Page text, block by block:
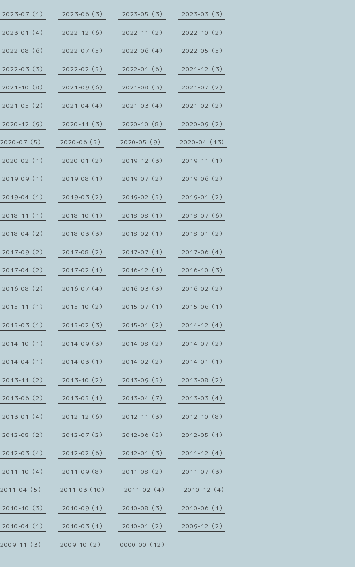
2023-07（1） 2023-06（3） 2023-05（3） 2023-03（3）
2023-01（4） 2022-12（6） 2022-11（2） 2022-10（2）
2022-08（6） 2022-07（5） 2022-06（4） 2022-05（5）
2022-03（3） 2022-02（5） 2022-01（6） 2021-12（3）
2021-10（8） 2021-09（6） 2021-08（3） 2021-07（2）
2021-05（2） 2021-04（4） 2021-03（4） 2021-02（2）
2020-12（9） 2020-11（3） 2020-10（8） 2020-09（2）
2020-07（5） 2020-06（5） 2020-05（9） 2020-04（13）
2020-02（1） 2020-01（2） 2019-12（3） 2019-11（1）
2019-09（1） 2019-08（1） 2019-07（2） 2019-06（2）
2019-04（1） 2019-03（2） 2019-02（5） 2019-01（2）
2018-11（1） 2018-10（1） 2018-08（1） 2018-07（6）
2018-04（2） 2018-03（3） 2018-02（1） 2018-01（2）
2017-09（2） 2017-08（2） 2017-07（1） 2017-06（4）
2017-04（2） 2017-02（1） 2016-12（1） 2016-10（3）
2016-08（2） 2016-07（4） 2016-03（3） 2016-02（2）
2015-11（1） 2015-10（2） 2015-07（1） 2015-06（1）
2015-03（1） 2015-02（3） 2015-01（2） 2014-12（4）
2014-10（1） 2014-09（3） 2014-08（2） 2014-07（2）
2014-04（1） 2014-03（1） 2014-02（2） 2014-01（1）
2013-11（2） 2013-10（2） 2013-09（5） 2013-08（2）
2013-06（2） 2013-05（1） 2013-04（7） 2013-03（4）
2013-01（4） 2012-12（6） 2012-11（3） 2012-10（8）
2012-08（2） 2012-07（2） 2012-06（5） 2012-05（1）
2012-03（4） 2012-02（6） 2012-01（3） 2011-12（4）
2011-10（4） 2011-09（8） 2011-08（2） 2011-07（3）
2011-04（5） 2011-03（10） 2011-02（4） 2010-12（4）
2010-10（3） 2010-09（1） 2010-08（3） 2010-06（1）
2010-04（1） 2010-03（1） 2010-01（2） 2009-12（2）
2009-11（3） 2009-10（2） 0000-00（12）